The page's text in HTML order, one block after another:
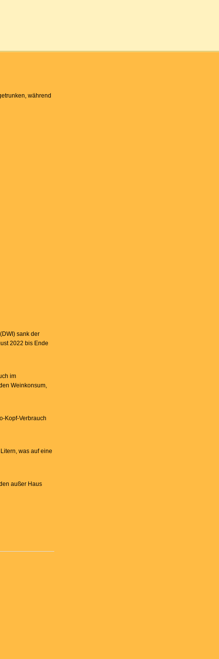
während
sank der
2022 bis Ende
im
Weinkonsum,
Kopf-Verbrauch
was auf eine
außer Haus